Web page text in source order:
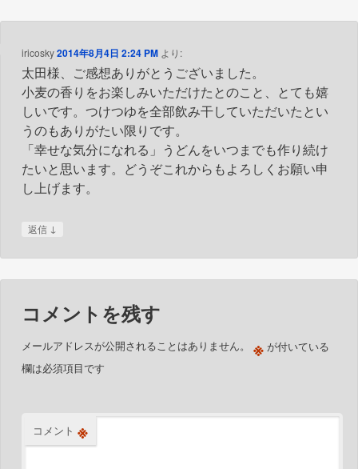
ナ
iricosky2014年8月4日 2:24 PM より:
太田様、ご感想ありがとうございました。
小麦の香りをお楽しみいただけたとのこと、とても嬉
しいです。つけつゆを全部飲み干していただいたとい
うのもありがたい限りです。
「幸せな気分になれる」うどんをいつまでも作り続け
たいと思います。どうぞこれからもよろしくお願い申
し上げます。
返信 ↓
コメントを残す
メールアドレスが公開されることはありません。 ※ が付いている
欄は必須項目です
コメント ※